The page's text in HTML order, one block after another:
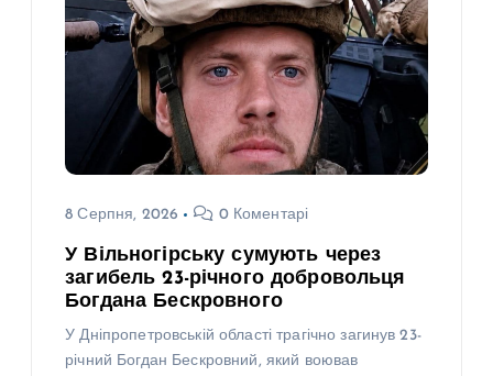
8 Серпня, 2026 0 Коментарі
У Вільногірську сумують через
загибель 23-річного добровольця
Богдана Бескровного
У Дніпропетровській області трагічно загинув 23-
річний Богдан Бескровний, який воював